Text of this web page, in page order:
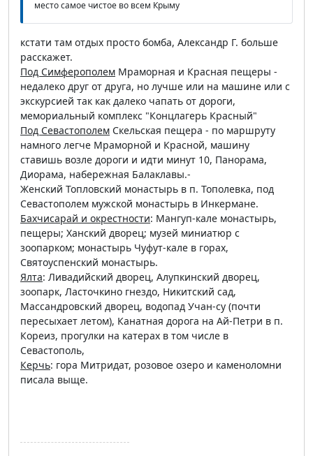
место самое чистое во всем Крыму
кстати там отдых просто бомба, Александр Г. больше
расскажет.
Под Симферополем Мраморная и Красная пещеры -
недалеко друг от друга, но лучше или на машине или с
экскурсией так как далеко чапать от дороги,
мемориальный комплекс "Концлагерь Красный"
Под Севастополем Скельская пещера - по маршруту
намного легче Мраморной и Красной, машину
ставишь возле дороги и идти минут 10, Панорама,
Диорама, набережная Балаклавы.-
Женский Топловский монастырь в п. Тополевка, под
Севастополем мужской монастырь в Инкермане.
Бахчисарай и окрестности: Мангуп-кале монастырь,
пещеры; Ханский дворец; музей миниатюр с
зоопарком; монастырь Чуфут-кале в горах,
Святоуспенский монастырь.
Ялта: Ливадийский дворец, Алупкинский дворец,
зоопарк, Ласточкино гнездо, Никитский сад,
Массандровский дворец, водопад Учан-су (почти
пересыхает летом), Канатная дорога на Ай-Петри в п.
Кореиз, прогулки на катерах в том числе в
Севастополь,
Керчь: гора Митридат, розовое озеро и каменоломни
писала выще.